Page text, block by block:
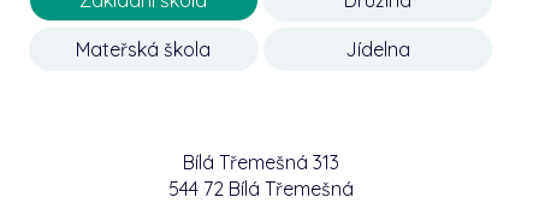
Mateřská škola Jídelna
Bílá Třemešná 313
544 72 Bílá Třemešná